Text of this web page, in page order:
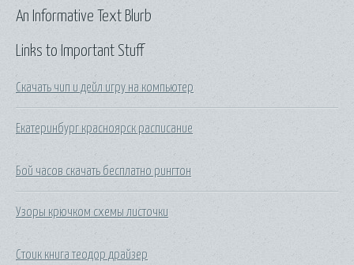
Links to Important Stuff
Скачать чип и дейл игру на компьютер
Екатеринбург красноярск расписание
Бой часов скачать бесплатно рингтон
Узоры крючком схемы листочки
Стоик книга теодор драйзер
An Informative Text Blurb